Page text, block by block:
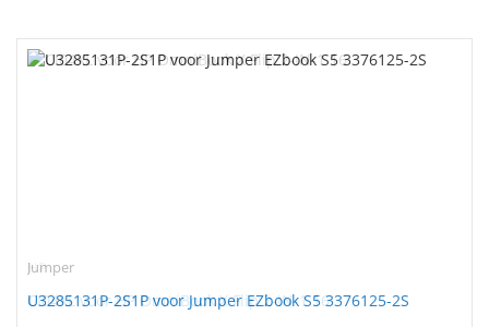
Jumper
U3285131P-2S1P voor Jumper EZbook S5 3376125-2S